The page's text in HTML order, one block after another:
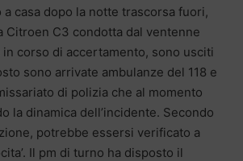
casa dopo la notte trascorsa fuori,
Citroen C3 condotta dal ventenne
in corso di accertamento, sono usciti
sono arrivate ambulanze del 118 e
di polizia che al momento
la dinamica dell’incidente. Secondo
potrebbe essersi verificato a
Il pm di turno ha disposto il